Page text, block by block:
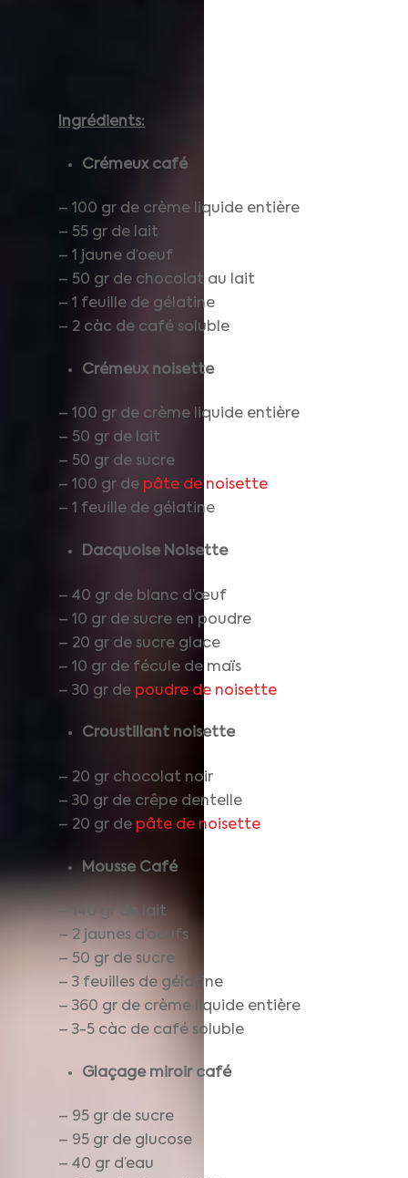
Ingrédients:
Crémeux café
– 100 gr de crème liquide entière
– 55 gr de lait
– 1 jaune d’oeuf
– 50 gr de chocolat au lait
– 1 feuille de gélatine
– 2 càc de café soluble
Crémeux noisette
– 100 gr de crème liquide entière
– 50 gr de lait
– 50 gr de sucre
– 100 gr de pâte de noisette
– 1 feuille de gélatine
Dacquoise Noisette
– 40 gr de blanc d’œuf
– 10 gr de sucre en poudre
– 20 gr de sucre glace
– 10 gr de fécule de maïs
– 30 gr de poudre de noisette
Croustillant noisette
– 20 gr chocolat noir
– 30 gr de crêpe dentelle
– 20 gr de pâte de noisette
Mousse Café
– 140 gr de lait
– 2 jaunes d’oeufs
– 50 gr de sucre
– 3 feuilles de gélatine
– 360 gr de crème liquide entière
– 3-5 càc de café soluble
Glaçage miroir café
– 95 gr de sucre
– 95 gr de glucose
– 40 gr d’eau